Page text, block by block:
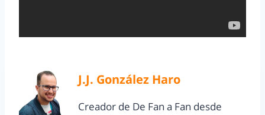
J.J. González Haro
Creador de De Fan a Fan desde